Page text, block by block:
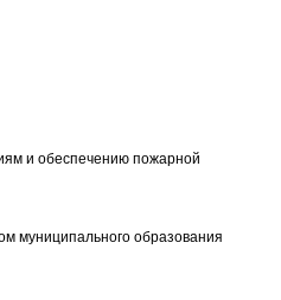
и обеспечению пожарной
муниципального образования